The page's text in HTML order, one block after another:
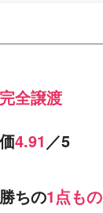
全譲渡
4.91 ／5
ちの1点もの